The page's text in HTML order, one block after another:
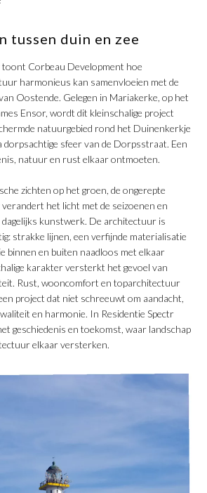
tussen duin en zee
toont Corbeau Development hoe
harmonieus kan samenvloeien met de
Oostende. Gelegen in Mariakerke, op het
Ensor, wordt dit kleinschalige project
natuurgebied rond het Duinenkerkje
dorpsachtige sfeer van de Dorpsstraat. Een
natuur en rust elkaar ontmoeten.
zichten op het groen, de ongerepte
verandert het licht met de seizoenen en
kunstwerk. De architectuur is
strakke lijnen, een verfijnde materialisatie
binnen en buiten naadloos met elkaar
karakter versterkt het gevoel van
Rust, wooncomfort en toparchitectuur
project dat niet schreeuwt om aandacht,
en harmonie. In Residentie Spectr
geschiedenis en toekomst, waar landschap
elkaar versterken.